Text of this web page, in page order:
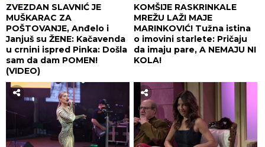
ZVEZDAN SLAVNIĆ JE
MUŠKARAC ZA
POŠTOVANJE, Anđelo i
Janjuš su ŽENE: Kačavenda
u crnini ispred Pinka: Došla
sam da dam POMEN!
(VIDEO)
KOMŠIJE RASKRINKALE
MREŽU LAŽI MAJE
MARINKOVIĆ! Tužna istina
o imovini starlete: Pričaju
da imaju pare, A NEMAJU NI
KOLA!